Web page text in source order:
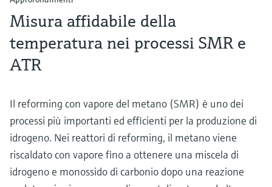
Misura affidabile della
temperatura nei processi SMR e
ATR
Il reforming con vapore del metano (SMR) è uno dei
processi più importanti ed efficienti per la produzione di
idrogeno. Nei reattori di reforming, il metano viene
riscaldato con vapore fino a ottenere una miscela di
idrogeno e monossido di carbonio dopo una reazione